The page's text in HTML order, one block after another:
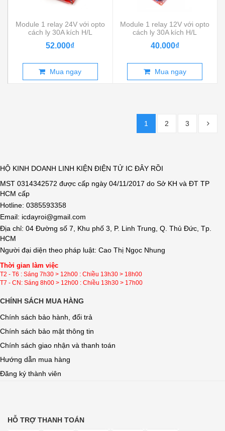
Module 1 relay 24V với opto
cách ly 30A kích H/L
52.000₫
Mua ngay
Module 1 relay 12V với opto
cách ly 30A kích H/L
40.000₫
Mua ngay
1 2 3
HỘ KINH DOANH LINH KIỆN ĐIỆN TỬ IC ĐÂY RỒI
MST 0314342572 được cấp ngày 04/11/2017 do Sở KH và ĐT TP
HCM cấp
Hotline: 0385593358
Email: icdayroi@gmail.com
Địa chỉ: 04 Đường số 7, Khu phố 3, P. Linh Trung, Q. Thủ Đức, Tp.
HCM
Người đại diện theo pháp luật: Cao Thị Ngọc Nhung
Thời gian làm việc
T2 - T6 : Sáng 7h30 > 12h00 : Chiều 13h30 > 18h00
T7 - CN: Sáng 8h00 > 12h00 : Chiều 13h30 > 17h00
CHÍNH SÁCH MUA HÀNG
Chính sách bảo hành, đổi trả
Chính sách bảo mật thông tin
Chính sách giao nhận và thanh toán
Hướng dẫn mua hàng
Đăng ký thành viên
HỖ TRỢ THANH TOÁN